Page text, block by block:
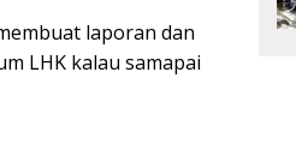
laporan dan
LHK kalau samapai